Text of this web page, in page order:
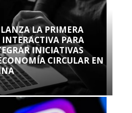
LANZA LA PRIMERA
PARA
INICIATIVAS
CIRCULAR EN